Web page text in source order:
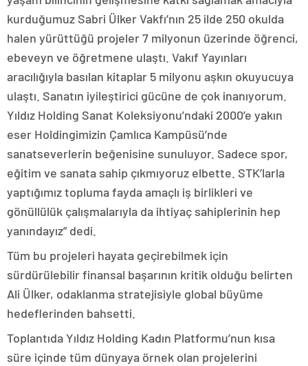
kurduğumuz Sabri Ülker Vakfı’nın 25 ilde 250 okulda
halen yürüttüğü projeler 7 milyonun üzerinde öğrenci,
ebeveyn ve öğretmene ulaştı. Vakıf Yayınları
aracılığıyla basılan kitaplar 5 milyonu aşkın okuyucuya
ulaştı. Sanatın iyileştirici gücüne de çok inanıyorum.
Yıldız Holding Sanat Koleksiyonu’ndaki 2000’e yakın
eser Holdingimizin Çamlıca Kampüsü’nde
sanatseverlerin beğenisine sunuluyor. Sadece spor,
eğitim ve sanata sahip çıkmıyoruz elbette. STK’larla
yaptığımız topluma fayda amaçlı iş birlikleri ve
gönüllülük çalışmalarıyla da ihtiyaç sahiplerinin hep
yanındayız” dedi.
Tüm bu projeleri hayata geçirebilmek için
sürdürülebilir finansal başarının kritik olduğu belirten
Ali Ülker, odaklanma stratejisiyle global büyüme
hedeflerinden bahsetti.
Toplantıda Yıldız Holding Kadın Platformu’nun kısa
süre içinde tüm dünyaya örnek olan projelerini